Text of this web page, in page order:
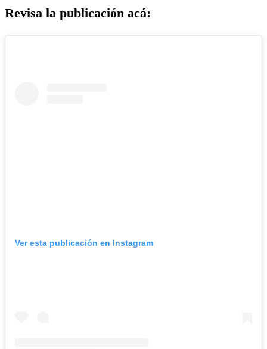
Revisa la publicación acá:
Ver esta publicación en Instagram